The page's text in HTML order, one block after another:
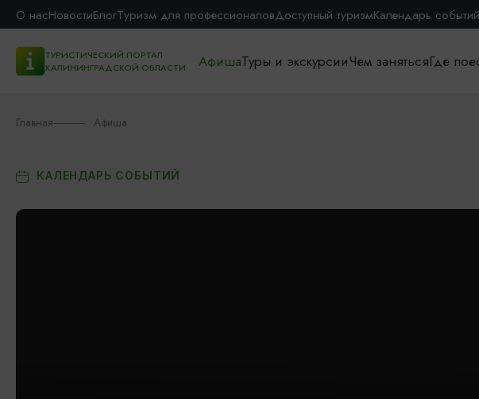
О насНовостиБлогТуризм для профессионаловДоступный туризмКалендарь событий
ТУРИСТИЧЕСКИЙ ПОРТАЛ
КАЛИНИНГРАДСКОЙ ОБЛАСТИ
АфишаТуры и экскурсииЧем занятьсяГде
Главная Афиша
КАЛЕНДАРЬ СОБЫТИЙ